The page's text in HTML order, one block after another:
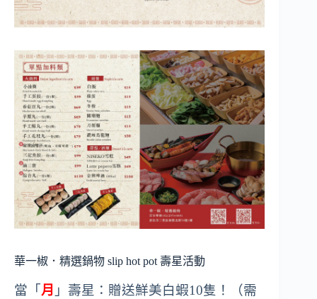
華一椒．精選鍋物 slip hot pot 壽星活動
當「 月 」壽星：贈送鮮美白蝦10隻！（需